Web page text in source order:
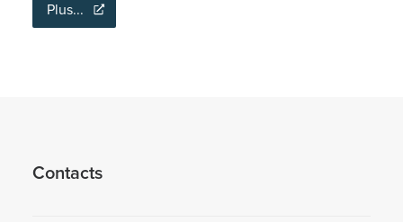
Plus...
Contacts